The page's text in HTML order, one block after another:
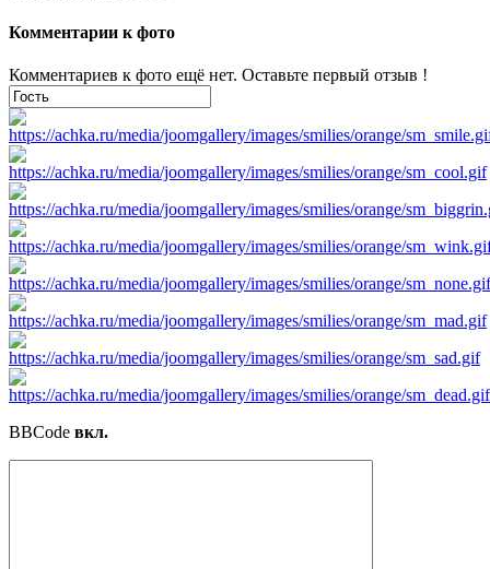
Комментарии к фото
Комментариев к фото ещё нет. Оставьте первый отзыв !
BBCode вкл.